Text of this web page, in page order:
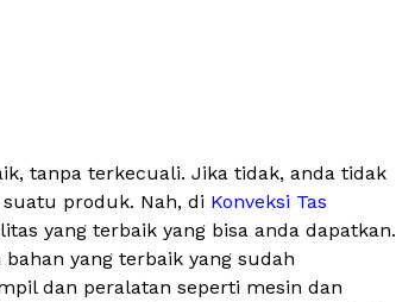
tanpa terkecuali. Jika tidak, anda tidak
produk. Nah, di Konveksi Tas
yang terbaik yang bisa anda dapatkan.
yang terbaik yang sudah
dan peralatan seperti mesin dan